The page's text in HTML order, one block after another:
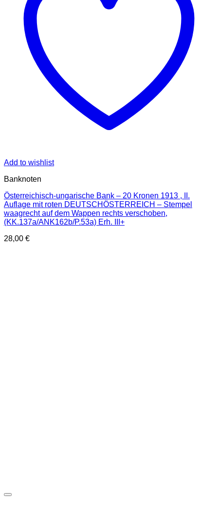
Add to wishlist
Banknoten
Österreichisch-ungarische Bank – 20 Kronen 1913 , II.
Auflage mit roten DEUTSCHÖSTERREICH – Stempel
waagrecht auf dem Wappen rechts verschoben,
(KK.137a/ANK162b/P.53a) Erh. III+
28,00 €